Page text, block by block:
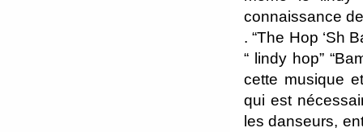
connaissance
. “The Hop ‘Sh
“ lindy hop”
cette musique
qui est
les danseurs,